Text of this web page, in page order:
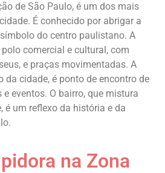
de São Paulo, é um dos mais
É conhecido por abrigar a
do centro paulistano. A
comercial e cultural, com
e praças movimentadas. A
da cidade, é ponto de encontro de
eventos. O bairro, que mistura
é um reflexo da história e da
na Zona